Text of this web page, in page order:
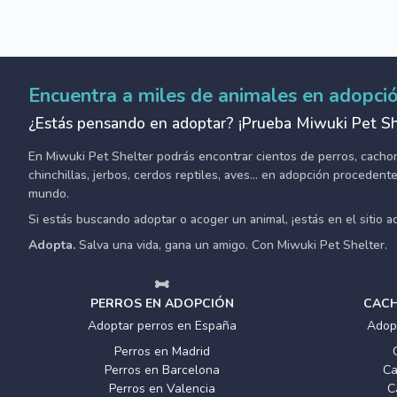
Encuentra a miles de animales en
¿Estás pensando en adoptar? ¡Prueba Miwuki Pet
En Miwuki Pet Shelter podrás encontrar cientos de perros,
chinchillas, jerbos, cerdos reptiles, aves... en adopción
mundo.
Si estás buscando adoptar o acoger un animal, ¡estás en el sitio
Adopta. Salva una vida, gana un amigo. Con Miwuki Pet Shelter.
PERROS EN ADOPCIÓN
Adoptar perros en España
Perros en Madrid
Perros en Barcelona
Perros en Valencia